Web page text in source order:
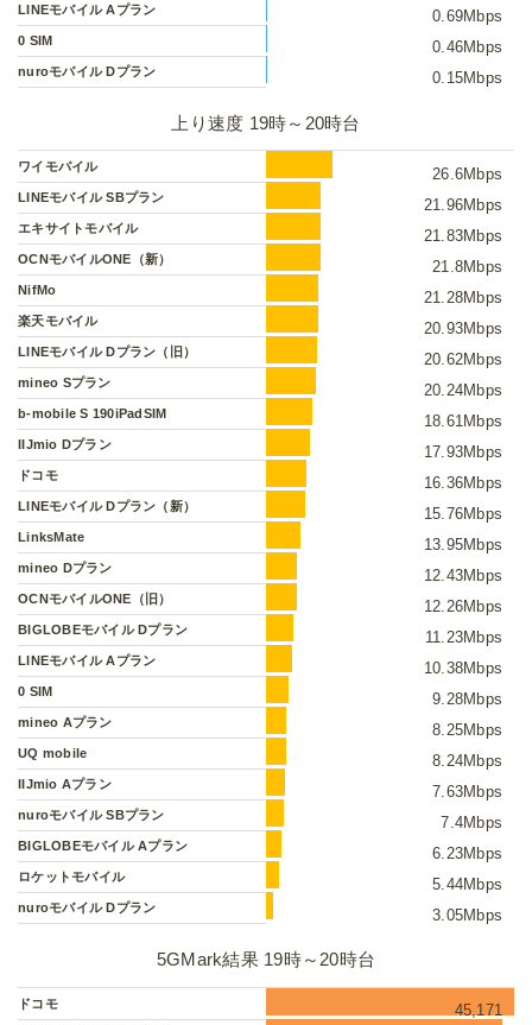
LINEモバイル Aプラン 0.69Mbps
0 SIM 0.46Mbps
nuroモバイル Dプラン 0.15Mbps
上り速度 19時～20時台
ワイモバイル 26.6Mbps
LINEモバイル SBプラン 21.96Mbps
エキサイトモバイル 21.83Mbps
OCNモバイルONE（新） 21.8Mbps
NifMo 21.28Mbps
楽天モバイル 20.93Mbps
LINEモバイル Dプラン（旧） 20.62Mbps
mineo Sプラン 20.24Mbps
b-mobile S 190iPadSIM 18.61Mbps
IIJmio Dプラン 17.93Mbps
ドコモ 16.36Mbps
LINEモバイル Dプラン（新） 15.76Mbps
LinksMate 13.95Mbps
mineo Dプラン 12.43Mbps
OCNモバイルONE（旧） 12.26Mbps
BIGLOBEモバイル Dプラン 11.23Mbps
LINEモバイル Aプラン 10.38Mbps
0 SIM 9.28Mbps
mineo Aプラン 8.25Mbps
UQ mobile 8.24Mbps
IIJmio Aプラン 7.63Mbps
nuroモバイル SBプラン 7.4Mbps
BIGLOBEモバイル Aプラン 6.23Mbps
ロケットモバイル 5.44Mbps
nuroモバイル Dプラン 3.05Mbps
5GMark結果 19時～20時台
ドコモ 45,171